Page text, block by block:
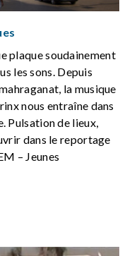
plaque soudainement
les sons. Depuis
la musique
nous entraîne dans
Pulsation de lieux,
dans le reportage
– Jeunes